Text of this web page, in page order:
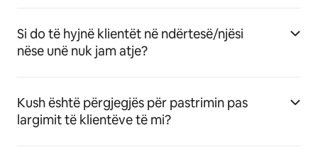
Si do të hyjnë klientët në ndërtesë/njësi
nëse unë nuk jam atje?
Kush është përgjegjës për pastrimin pas
largimit të klientëve të mi?